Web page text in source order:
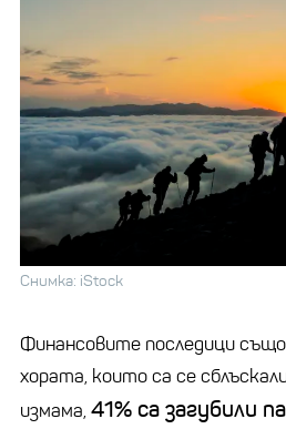
Снимка: iStock
Финансовите последици
хората, които са се
измама, 41% са загубили